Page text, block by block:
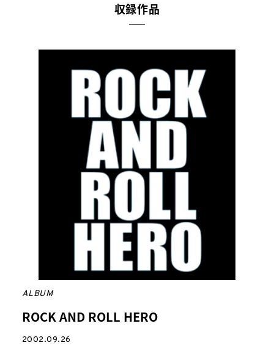
収録作品
ALBUM
ROCK AND ROLL HERO
2002.09.26